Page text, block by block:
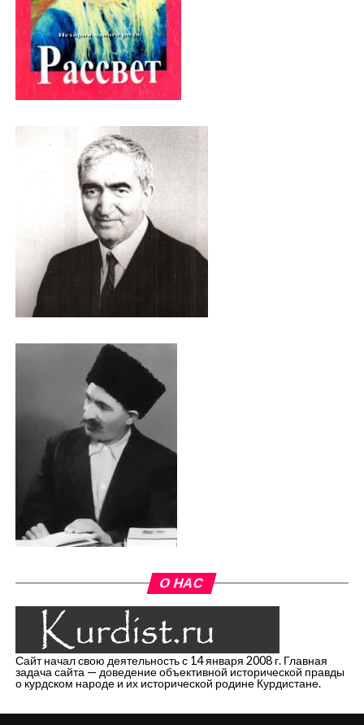
О НАС
Сайт начал свою деятельность с 14 января 2008 г. Главная
задача сайта — доведение объективной исторической правды
о курдском народе и их исторической родине Курдистане.